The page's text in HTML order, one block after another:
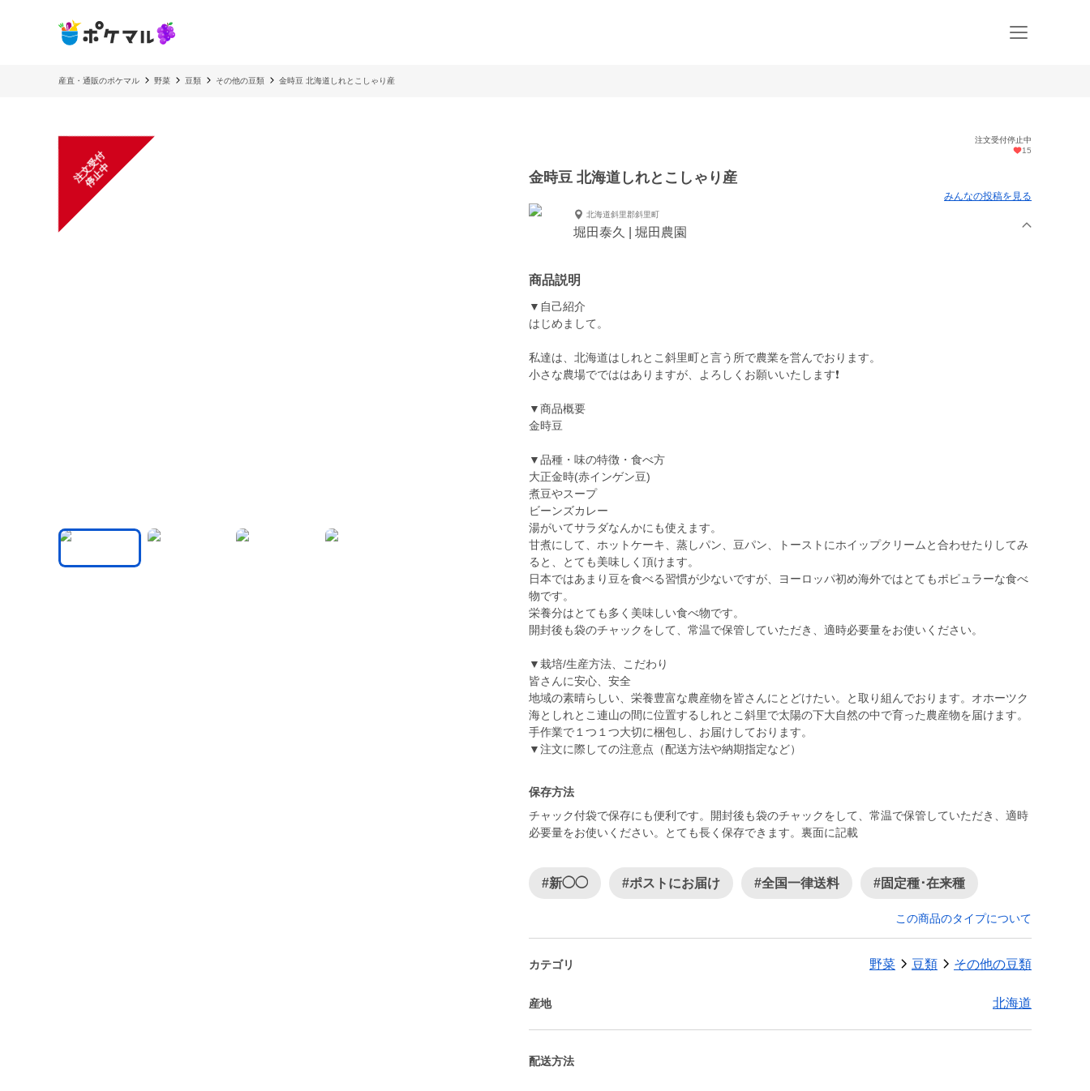
産直・通販のポケマル 野菜 豆類 その他の豆類 金時豆 北海道しれとこしゃり産
注
文
受
付
停
止
中
注文受付停止中
15
金時豆 北海道しれとこしゃり産
みんなの投稿を見る
北海道斜里郡斜里町
堀田泰久 | 堀田農園
商品説明
▼自己紹介
はじめまして。
私達は、北海道はしれとこ斜里町と言う所で農業を営んでおります。
小さな農場ででははありますが、よろしくお願いいたします❗
▼商品概要
金時豆
▼品種・味の特徴・食べ方
大正金時(赤インゲン豆)
煮豆やスープ
ビーンズカレー
湯がいてサラダなんかにも使えます。
甘煮にして、ホットケーキ、蒸しパン、豆パン、トーストにホイップクリームと合わせたりしてみ
ると、とても美味しく頂けます。
日本ではあまり豆を食べる習慣が少ないですが、ヨーロッパ初め海外ではとてもポピュラーな食べ
物です。
栄養分はとても多く美味しい食べ物です。
開封後も袋のチャックをして、常温で保管していただき、適時必要量をお使いください。
▼栽培/生産方法、こだわり
皆さんに安心、安全
地域の素晴らしい、栄養豊富な農産物を皆さんにとどけたい。と取り組んでおります。オホーツク
海としれとこ連山の間に位置するしれとこ斜里で太陽の下大自然の中で育った農産物を届けます。
手作業で１つ１つ大切に梱包し、お届けしております。
▼注文に際しての注意点（配送方法や納期指定など）
保存方法
チャック付袋で保存にも便利です。開封後も袋のチャックをして、常温で保管していただき、適時
必要量をお使いください。とても長く保存できます。裏面に記載
#新◯◯ #ポストにお届け #全国一律送料 #固定種･在来種
この商品のタイプについて
カテゴリ 野菜 豆類 その他の豆類
産地 北海道
配送方法